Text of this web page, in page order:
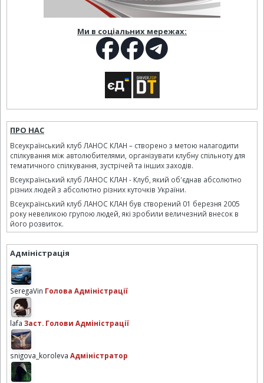
Ми в соціальних мережах:
ПРО НАС
Всеукраїнський клуб ЛАНОС КЛАН – створено з метою налагодити
спілкування між автолюбителями, організувати клубну спільноту для
тематичного спілкування, зустрічей та інших заходів.
Всеукраїнський клуб ЛАНОС КЛАН - Клуб, який об'єднав абсолютно
різних людей з абсолютно різних куточків України.
Всеукраїнський клуб ЛАНОС КЛАН був створений 01 березня 2005
року невеликою групою людей, які зробили величезний внесок в
його розвиток.
Адміністрація
SeregaVin Голова Адміністрації
lafa Заст. Голови Адміністрації
snigova_koroleva Адміністратор